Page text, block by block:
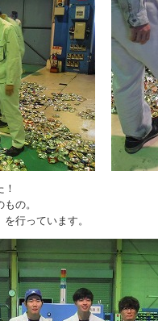
の。
行っています。